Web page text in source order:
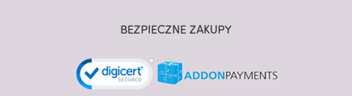
BEZPIECZNE ZAKUPY